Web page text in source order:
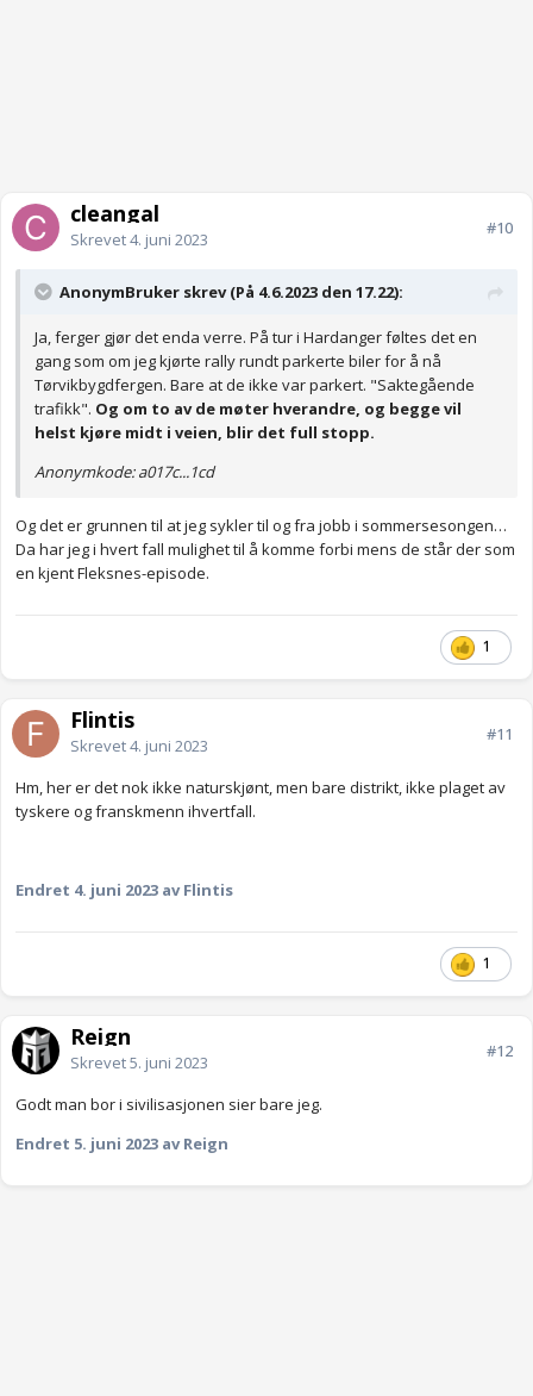
cleangal
Skrevet4. juni 2023
#10
AnonymBruker skrev (På 4.6.2023 den 17.22):
Ja, ferger gjør det enda verre. På tur i Hardanger føltes det en
gang som om jeg kjørte rally rundt parkerte biler for å nå
Tørvikbygdfergen. Bare at de ikke var parkert. "Saktegående
trafikk". Og om to av de møter hverandre, og begge vil
helst kjøre midt i veien, blir det full stopp.
Anonymkode: a017c...1cd
Og det er grunnen til at jeg sykler til og fra jobb i sommersesongen…
Da har jeg i hvert fall mulighet til å komme forbi mens de står der som
en kjent Fleksnes-episode.
1
Flintis
Skrevet4. juni 2023
#11
Hm, her er det nok ikke naturskjønt, men bare distrikt, ikke plaget av
tyskere og franskmenn ihvertfall.
Endret 4. juni 2023 av Flintis
1
Reign
Skrevet5. juni 2023
#12
Godt man bor i sivilisasjonen sier bare jeg.
Endret 5. juni 2023 av Reign